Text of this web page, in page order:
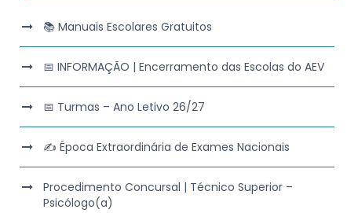
📚 Manuais Escolares Gratuitos
📅 INFORMAÇÃO | Encerramento das Escolas do AEV
📅 Turmas – Ano Letivo 26/27
✍️ Época Extraordinária de Exames Nacionais
Procedimento Concursal | Técnico Superior –
Psicólogo(a)